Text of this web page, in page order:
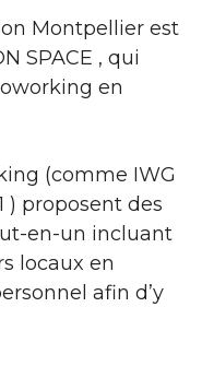
Montpellier est
SPACE , qui
en
(comme IWG
) proposent des
en-un incluant
locaux en
afin d’y